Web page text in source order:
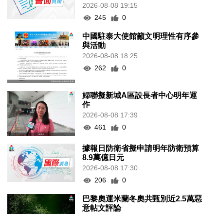
2026-08-08 19:15
245
0
中國駐泰大使館籲文明理性有序參
與活動
2026-08-08 18:25
262
0
婦聯擬新城A區設長者中心明年運
作
2026-08-08 17:39
461
0
據報日防衛省擬申請明年防衛預算
8.9萬億日元
2026-08-08 17:30
206
0
巴黎奧運米蘭冬奧共甄別近2.5萬惡
意帖文評論